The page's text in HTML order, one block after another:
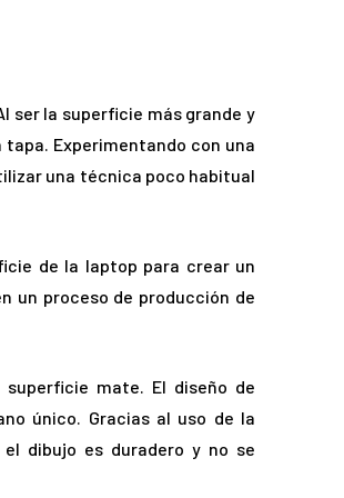
ser la superficie más grande y
Experimentando con una
una técnica poco habitual
de la laptop para crear un
un proceso de producción de
mate. El diseño de
único. Gracias al uso de la
dibujo es duradero y no se